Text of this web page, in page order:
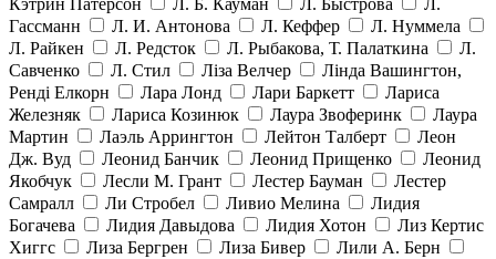
Кэтрин Патерсон
Л. Б. Кауман Л. Быстрова
Л.
Гассманн
Л. И. Антонова Л. Кеффер
Л. Нуммела
Л. Райкен
Л. Редсток Л. Рыбакова, Т. Палаткина
Л.
Савченко
Л. Стил Ліза Велчер
Лінда Вашингтон,
Ренді Елкорн
Лара Лонд Лари Баркетт
Лариса
Железняк
Лариса Козинюк Лаура Звоферинк
Лаура
Мартин
Лаэль Аррингтон Лейтон Талберт
Леон
Дж. Вуд
Леонид Банчик Леонид Прищенко
Леонид
Якобчук
Лесли М. Грант Лестер Бауман
Лестер
Самралл
Ли Стробел Ливио Мелина
Лидия
Богачева
Лидия Давыдова Лидия Хотон
Лиз Кертис
Хиггс
Лиза Бергрен Лиза Бивер
Лили А. Берн